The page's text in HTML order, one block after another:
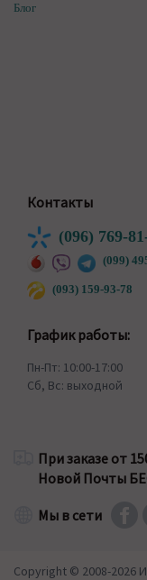
Блог
Контакты
(096) 769-
(099)
(093) 159-93-78
График работы:
Пн-Пт: 10:00-17:00
Сб, Вс: выходной
При заказе от
Новой Почты
Мы в сети
Copyright © 2008-2026